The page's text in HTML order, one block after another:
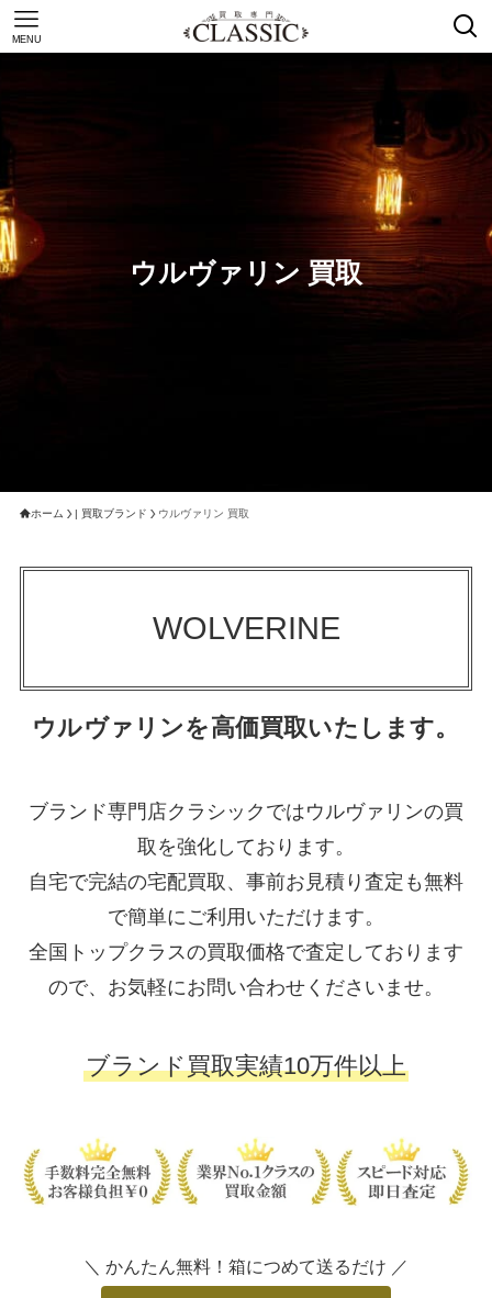
MENU
ウルヴァリン 買取
ホーム | 買取ブランド ウルヴァリン 買取
WOLVERINE
ウルヴァリンを高価買取いたします。
ブランド専門店クラシックではウルヴァリンの買
取を強化しております。
自宅で完結の宅配買取、事前お見積り査定も無料
で簡単にご利用いただけます。
全国トップクラスの買取価格で査定しております
ので、お気軽にお問い合わせくださいませ。
ブランド買取実績10万件以上
＼ かんたん無料！箱につめて送るだけ ／